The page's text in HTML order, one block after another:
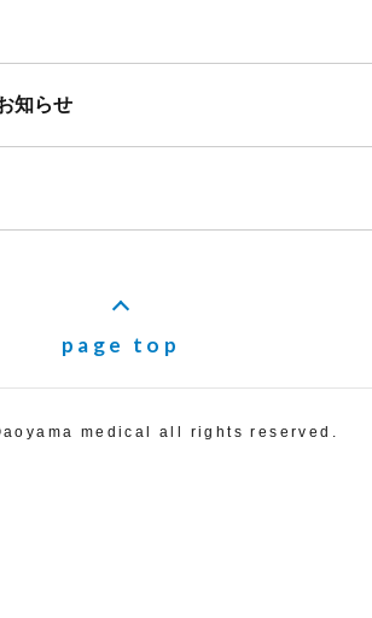
知らせ
page top
medical all rights reserved.